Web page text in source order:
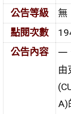
公告等級
無
點閱次數
公告內容
一
由
A)